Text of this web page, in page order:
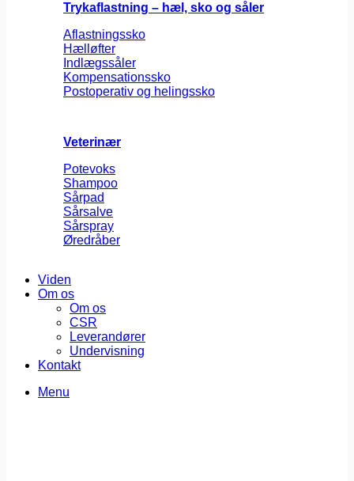
Trykaflastning – hæl, sko og såler
Aflastningssko
Hælløfter
Indlægssåler
Kompensationssko
Postoperativ og helingssko
Veterinær
Potevoks
Shampoo
Sårpad
Sårsalve
Sårspray
Øredråber
Viden
Om os
Om os
CSR
Leverandører
Undervisning
Kontakt
Menu